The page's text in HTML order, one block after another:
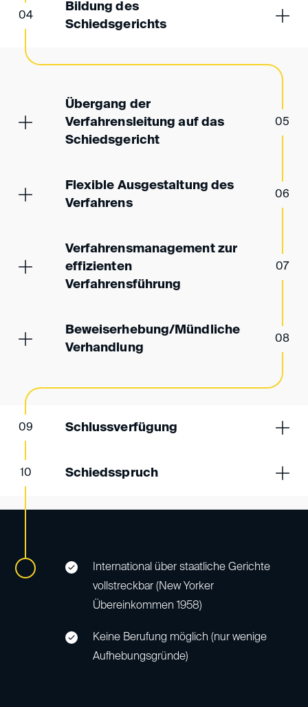
04
Bildung des
Schiedsgerichts
05
Übergang der
Verfahrensleitung auf das
Schiedsgericht
06
Flexible Ausgestaltung des
Verfahrens
07
Verfahrensmanagement zur
effizienten
Verfahrensführung
08
Beweiserhebung/Münd­liche
Ver­handlung
09 Schlussverfügung
10 Schiedsspruch
International über staatliche Gerichte
vollstreckbar (New Yorker
Übereinkommen 1958)
Keine Berufung möglich (nur wenige
Aufhebungsgründe)